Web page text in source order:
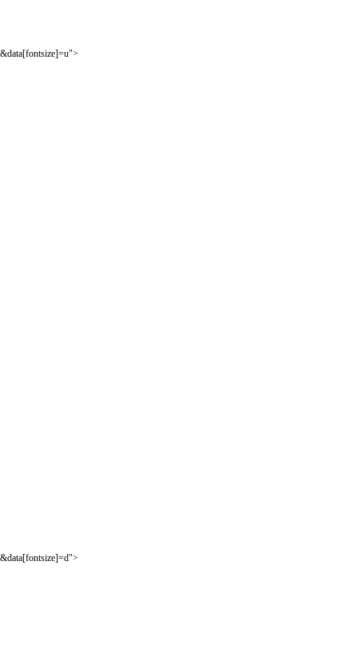
&data[fontsize]=u">
&data[fontsize]=d">